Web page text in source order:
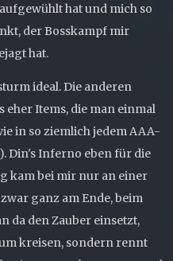
hat und mich so
der Bosskampf mir
hat.
ideal. Die anderen
Items, die man einmal
in so ziemlich jedem AAA-
Din's Inferno eben für die
kam bei mir nur an einer
ganz am Ende, beim
da den Zauber einsetzt,
kreisen, sondern rennt